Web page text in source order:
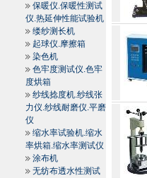
保暖仪.保暖性测试
仪.热延伸性能试验机
缕纱测长机
起球仪.摩擦箱
染色机
色牢度测试仪.色牢
度烘箱
纱线捻度机.纱线张
力仪.纱线耐磨仪.平磨
仪
缩水率试验机.缩水
率烘箱.缩水率测试仪
涂布机
无纺布透水性测试